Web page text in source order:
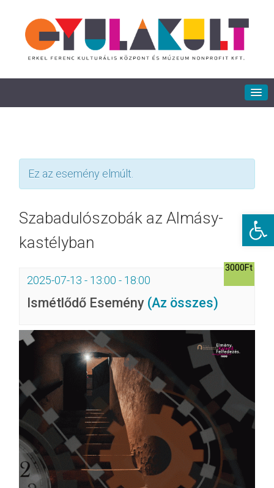
Ez az esemény elmúlt.
Szabadulószobák az Almásy-
kastélyban
2025-07-13 - 13:00 - 18:00
Ismétlődő Esemény (Az összes)
3000Ft